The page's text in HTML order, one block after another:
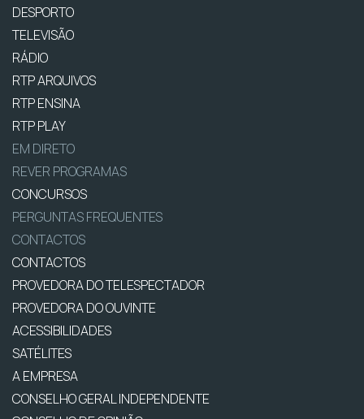
DESPORTO
TELEVISÃO
RÁDIO
RTP ARQUIVOS
RTP ENSINA
RTP PLAY
EM DIRETO
REVER PROGRAMAS
CONCURSOS
PERGUNTAS FREQUENTES
CONTACTOS
CONTACTOS
PROVEDORA DO TELESPECTADOR
PROVEDORA DO OUVINTE
ACESSIBILIDADES
SATÉLITES
A EMPRESA
CONSELHO GERAL INDEPENDENTE